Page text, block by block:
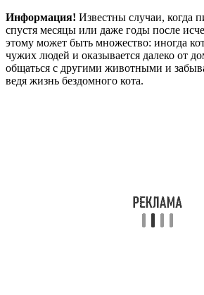
Информация! Известны случаи, когда
спустя месяцы или даже годы после
этому может быть множество: иногда
чужих людей и оказывается далеко от
общаться с другими животными и
ведя жизнь бездомного кота.